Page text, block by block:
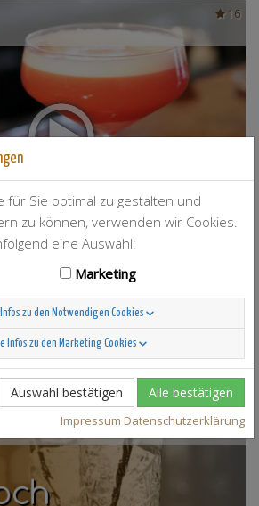
16
37
für Sie optimal zu gestalten und
zu können, verwenden wir Cookies.
eine Auswahl:
Marketing
zu den Notwendigen Cookies
Infos zu den Marketing Cookies
Auswahl bestätigen Alle bestätigen
Impressum Datenschutzerklärung